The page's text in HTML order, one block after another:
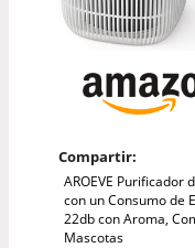
Compartir:
AROEVE Purificador
con un Consumo de
22db con Aroma,
Mascotas